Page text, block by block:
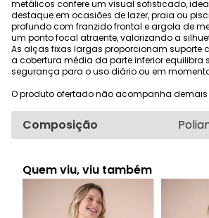
metálicos confere um visual sofisticado,
destaque em ocasiões de lazer, praia ou
profundo com franzido frontal e argola de
um ponto focal atraente, valorizando a
As alças fixas largas proporcionam suporte
a cobertura média da parte inferior equilibra
segurança para o uso diário ou em
O produto ofertado não acompanha demais
Composição
Quem viu, viu também